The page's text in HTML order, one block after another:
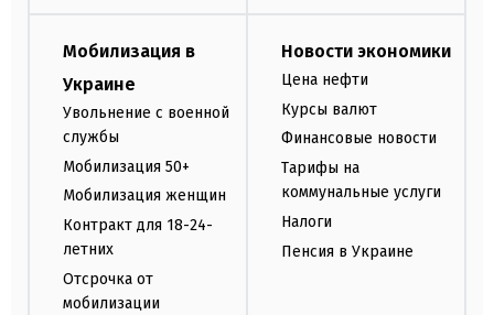
Мобилизация в
Украине
Увольнение с военной
службы
Мобилизация 50+
Мобилизация женщин
Контракт для 18-24-
летних
Отсрочка от
мобилизации
Новости экономики
Цена нефти
Курсы валют
Финансовые новости
Тарифы на
коммунальные услуги
Налоги
Пенсия в Украине